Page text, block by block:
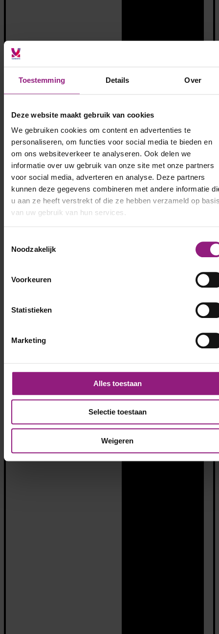
Toestemming Details Over
Deze website maakt gebruik van cookies
We gebruiken cookies om content en advertenties te
personaliseren, om functies voor social media te bieden en
om ons websiteverkeer te analyseren. Ook delen we
informatie over uw gebruik van onze site met onze partners
voor social media, adverteren en analyse. Deze partners
kunnen deze gegevens combineren met andere informatie
u aan ze heeft verstrekt of die ze hebben verzameld op
van uw gebruik van hun services.
Noodzakelijk
Voorkeuren
Statistieken
Marketing
Alles toestaan
Selectie toestaan
Weigeren
Bekijk alle opdrachten